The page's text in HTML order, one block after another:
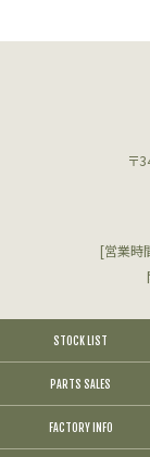
〒
[営業時
STOCK LIST
PARTS SALES
FACTORY INFO